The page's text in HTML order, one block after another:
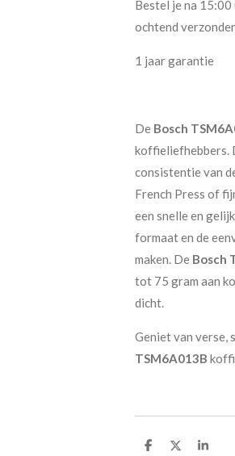
Bestel je na
ochtend
1 jaar garantie
De Bosch
koffieliefhebbers.
consistentie van
French Press of
een snelle en
formaat en de
maken. De Bosch
tot 75 gram aan
dicht.
Geniet van verse,
TSM6A013B
D
D
S